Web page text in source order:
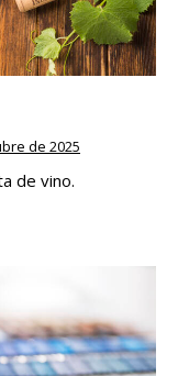
de 2025
de vino.